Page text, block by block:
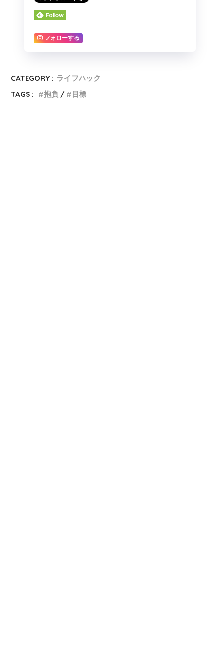
フォローする
CATEGORY : ライフハック
TAGS :
抱負 目標